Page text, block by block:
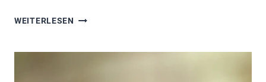
WEITERLESEN STRESS